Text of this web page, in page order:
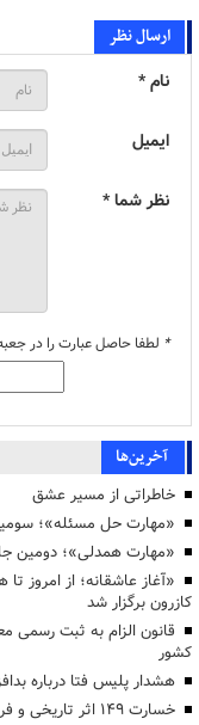
ارسال نظر
نام *
ایمیل
نظر شما *
* لطفا حاصل عبارت را در
آخرین‌ها
خاطراتی از مسیر عشق
«مهارت حل مسئله»؛
«مهارت همدلی»؛ دومین
«آغاز عاشقانه؛ از امروز
کازرون برگزار شد
قانون الزام به ثبت رسمی
کشور
هشدار پلیس فتا درباره
خسارت ۱۴۹ اثر تاریخی و فرهنگی بیش از ۱۰ همت برآورد می‌شود